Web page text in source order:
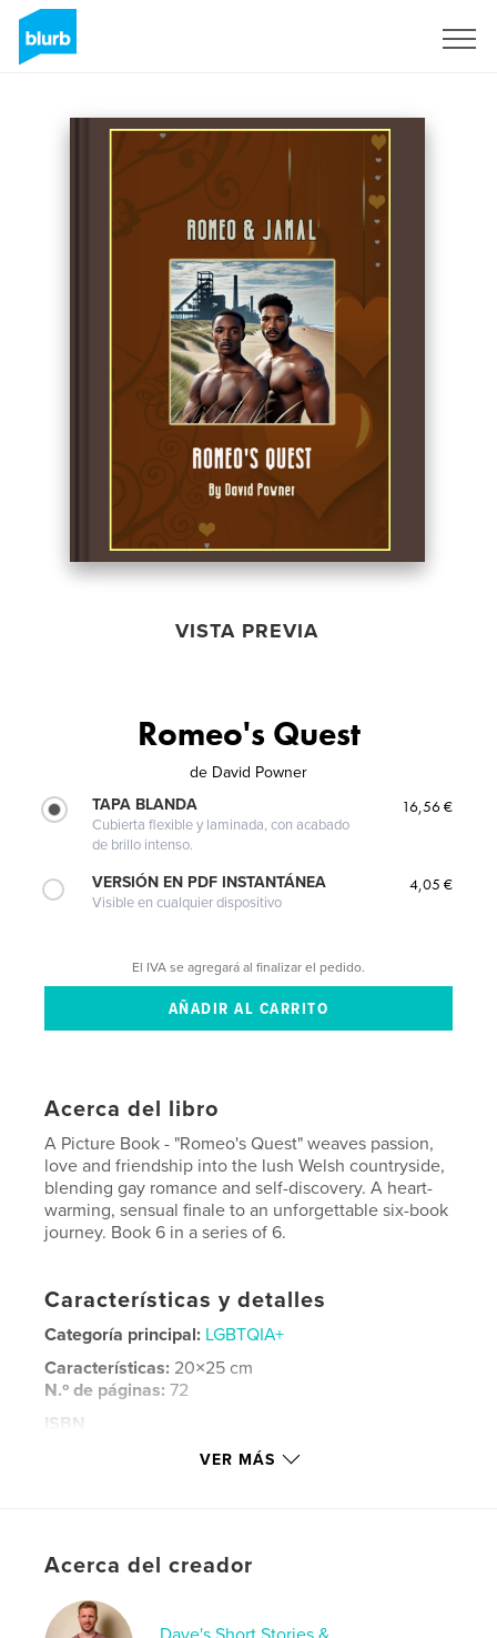
VISTA PREVIA
Romeo's Quest
de David Powner
TAPA BLANDA
Cubierta flexible y laminada, con acabado
de brillo intenso.
16,56 €
VERSIÓN EN PDF INSTANTÁNEA
Visible en cualquier dispositivo
4,05 €
El IVA se agregará al finalizar el pedido.
Acerca del libro
A Picture Book - "Romeo's Quest" weaves passion,
love and friendship into the lush Welsh countryside,
blending gay romance and self-discovery. A heart-
warming, sensual finale to an unforgettable six-book
journey. Book 6 in a series of 6.
Características y detalles
Categoría principal: LGBTQIA+
Características: 20×25 cm
N.º de páginas:72
ISBN
Tapa blanda: 9798319878779
naturism , romance ,
VER MÁS
Acerca del creador